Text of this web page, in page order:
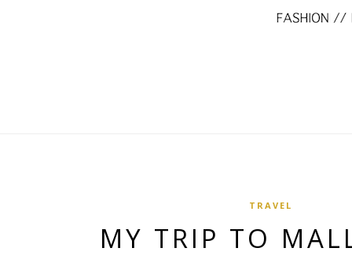
TRAVEL
MY TRIP TO